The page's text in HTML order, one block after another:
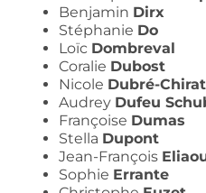
Benjamin Dirx
Stéphanie Do
Loïc Dombreval
Coralie Dubost
Nicole Dubré-Chirat
Audrey Dufeu
Françoise Dumas
Stella Dupont
Jean-François
Sophie Errante